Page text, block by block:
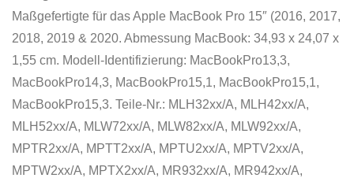
Maßgefertigte für das Apple MacBook Pro 15″ (2016, 2017,
2018, 2019 & 2020. Abmessung MacBook: 34,93 x 24,07 x
1,55 cm. Modell-Identifizierung: MacBookPro13,3,
MacBookPro14,3, MacBookPro15,1, MacBookPro15,1,
MacBookPro15,3. Teile-Nr.: MLH32xx/A, MLH42xx/A,
MLH52xx/A, MLW72xx/A, MLW82xx/A, MLW92xx/A,
MPTR2xx/A, MPTT2xx/A, MPTU2xx/A, MPTV2xx/A,
MPTW2xx/A, MPTX2xx/A, MR932xx/A, MR942xx/A,